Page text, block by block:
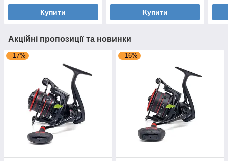
Купити Купити
Акційні пропозиції та новинки
–17% –16%